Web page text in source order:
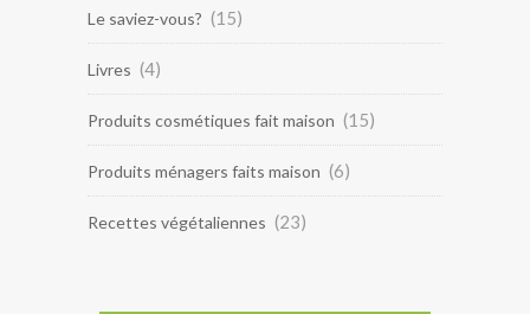
Le saviez-vous? (15)
Livres (4)
Produits cosmétiques fait maison (15)
Produits ménagers faits maison (6)
Recettes végétaliennes (23)